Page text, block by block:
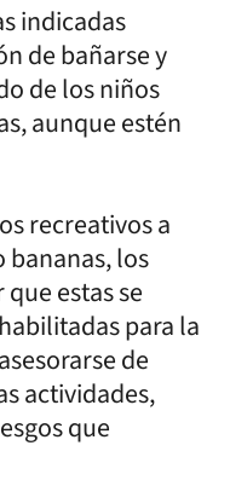
indicadas
de bañarse y
de los niños
aunque estén
recreativos a
los
estas se
para la
de
actividades,
que